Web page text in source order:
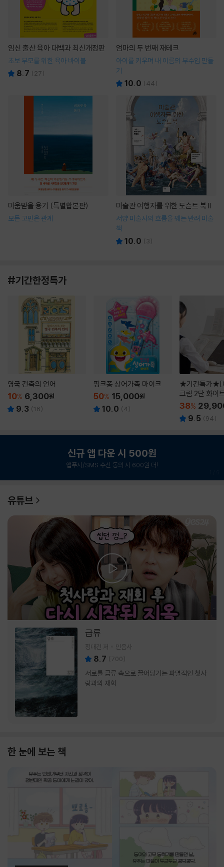
임신 출산 육아 대백과 최신개정판
초보 부모를 위한 육아 바이블
8.7 ( 27)
엄마의 두 번째 재테크
아이를 키우며 내 이름의 부수입 만들
기
10.0 (44)
미움받을 용기 (특별합본판)
모든 고민은 관계
미술관 여행자를 위한 도슨트 북 II
서양 미술사의 흐름을 꿰는 반려 미술
책
10.0 ( 3)
#기간한정특가
영국 건축의 언어
10% 6,300원
9.3 (16)
핑크퐁 상어가족 마이크
50% 15,000원
10.0 (4)
★기간특가★[
크림 2단 화이
38%
9.5 (94)
신규 앱 다운 시 500원
앱푸시/SMS 수신 동의 시 600원 더!
유튜브
급류
정대건 저 민음사
8.7 (700)
서로를 급류 속으로 끌어당기는 파멸적인 첫사
랑과의 재회
한 눈에 보는 책